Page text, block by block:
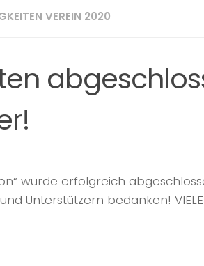
VEREIN 2020
wurde erfolgreich
Unterstützern bedanken!